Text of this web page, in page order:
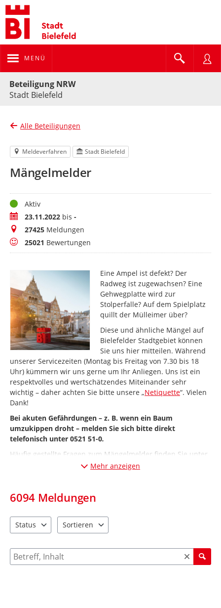
MENÜ
Beteiligung NRW
Stadt Bielefeld
Alle Beteiligungen
Meldeverfahren Stadt Bielefeld
Mängelmelder
StatusAktiv
Zeitraum23.11.2022 bis -
Meldungen
27425 Meldungen
Bewertungen
25021 Bewertungen
Eine Ampel ist defekt? Der
Radweg ist zugewachsen? Eine
Gehwegplatte wird zur
Stolperfalle? Auf dem Spielplatz
quillt der Mülleimer über?
Diese und ähnliche Mängel auf
Bielefelder Stadtgebiet können
Sie uns hier mitteilen. Während
unserer Servicezeiten (Montag bis Freitag von 7.30 bis 18
Uhr) kümmern wir uns gerne um Ihr Anliegen. Uns ist ein
respektvolles und wertschätzendes Miteinander sehr
wichtig – daher achten Sie bitte unsere „Netiquette“. Vielen
Dank!
Bei akuten Gefährdungen – z. B. wenn ein Baum
umzukippen droht – melden Sie sich bitte direkt
telefonisch unter 0521 51-0.
Häufig gestellte Fragen zum Mängelmelder finden Sie unter
„Informationen“ (Desktop-Ansicht: links; Mobil-Ansicht:
Mehr anzeigen
6094 Meldungen
Status
Sortieren
Suche nach Meldungen und Kommentaren